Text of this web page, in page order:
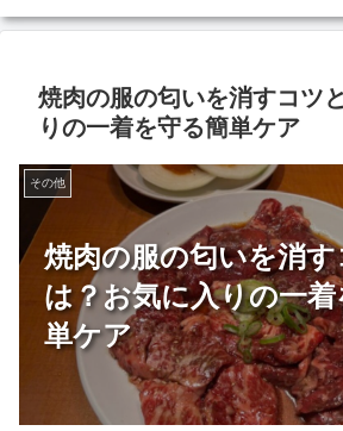
焼肉の服の匂いを消すコツ
りの一着を守る簡単ケア
焼肉の服の匂いを消す
は？お気に入りの一
単ケア
その他